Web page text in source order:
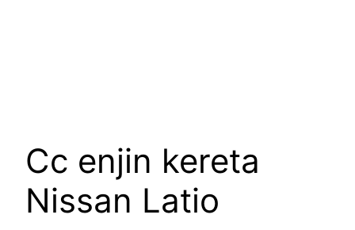
Cc enjin kereta
Nissan Latio